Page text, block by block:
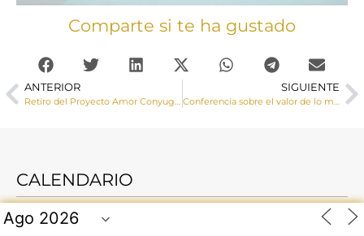
Comparte si te ha gustado
ANTERIOR
Retiro del Proyecto Amor Conyugal para matrimonios en Cuenca del 28 al 30 de junio de 2024
SIGUIENTE
Conferencia sobre el valor de lo masculino el 23 de mayo en el Centro Aguirre bajo el título, “San José, ¿sigue vivo?” organizada por el COF San Julián
CALENDARIO